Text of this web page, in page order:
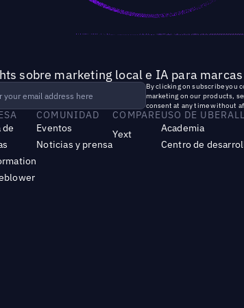
sobre marketing local e IA para
By clicking on subscribe you
marketing on our products,
consent at any time without
de
COMUNIDAD
Eventos
Noticias y prensa
COMPARE
Yext
USO DE UBERALL
Academia
Centro de